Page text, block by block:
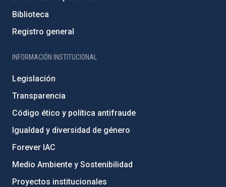
Biblioteca
Registro general
INFORMACIÓN INSTITUCIONAL
Legislación
Transparencia
Código ético y política antifraude
Igualdad y diversidad de género
Forever IAC
Medio Ambiente y Sostenibilidad
Proyectos institucionales